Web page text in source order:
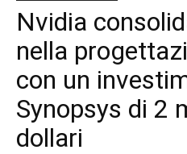
Nvidia
nella
con un
Synopsys di 2
dollari